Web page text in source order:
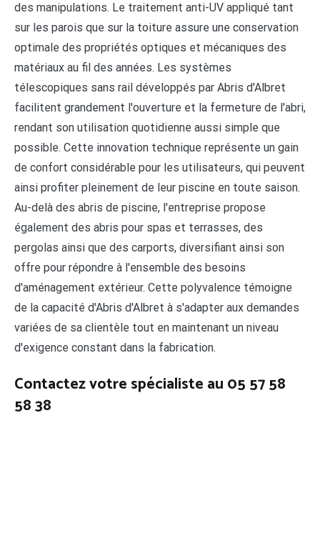
des manipulations. Le traitement anti-UV appliqué tant
sur les parois que sur la toiture assure une conservation
optimale des propriétés optiques et mécaniques des
matériaux au fil des années. Les systèmes
télescopiques sans rail développés par Abris d'Albret
facilitent grandement l'ouverture et la fermeture de l'abri,
rendant son utilisation quotidienne aussi simple que
possible. Cette innovation technique représente un gain
de confort considérable pour les utilisateurs, qui peuvent
ainsi profiter pleinement de leur piscine en toute saison.
Au-delà des abris de piscine, l'entreprise propose
également des abris pour spas et terrasses, des
pergolas ainsi que des carports, diversifiant ainsi son
offre pour répondre à l'ensemble des besoins
d'aménagement extérieur. Cette polyvalence témoigne
de la capacité d'Abris d'Albret à s'adapter aux demandes
variées de sa clientèle tout en maintenant un niveau
d'exigence constant dans la fabrication.
Contactez votre spécialiste au 05 57 58
58 38